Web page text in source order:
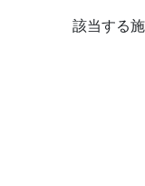
該当する